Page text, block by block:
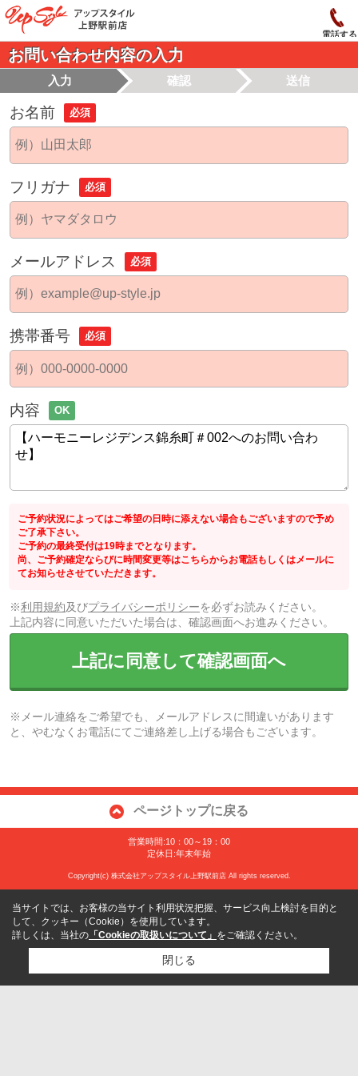
電話する
お問い合わせ内容の入力
入力 確認 送信
お名前 必須
フリガナ 必須
メールアドレス 必須
携帯番号 必須
内容 OK
ご予約状況によってはご希望の日時に添えない場合もございますので予め
ご了承下さい。
ご予約の最終受付は19時までとなります。
尚、ご予約確定ならびに時間変更等はこちらからお電話もしくはメールに
てお知らせさせていただきます。
※利用規約及びプライバシーポリシーを必ずお読みください。
上記内容に同意いただいた場合は、確認画面へお進みください。
上記に同意して確認画面へ
※メール連絡をご希望でも、メールアドレスに間違いがあります
と、やむなくお電話にてご連絡差し上げる場合もございます。
ページトップに戻る
営業時間:10：00～19：00
定休日:年末年始
Copyright(c) 株式会社アップスタイル上野駅前店 All rights reserved.
当サイトでは、お客様の当サイト利用状況把握、サービス向上検討を目的と
して、クッキー（Cookie）を使用しています。
詳しくは、当社の 「Cookieの取扱いについて」 をご確認ください。
閉じる